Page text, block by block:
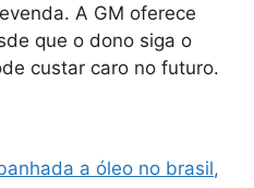
A GM oferece
que o dono siga o
custar caro no futuro.
a óleo no brasil,